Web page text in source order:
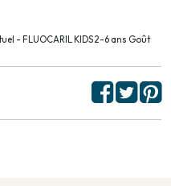
- FLUOCARIL KIDS 2-6 ans Goût